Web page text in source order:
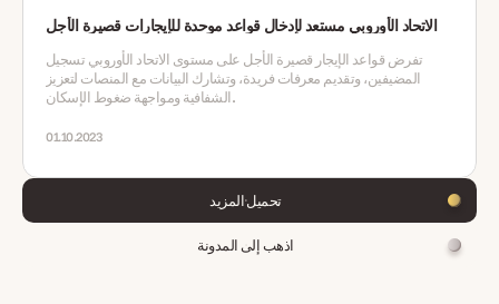
الاتحاد الأوروبي مستعد لإدخال قواعد موحدة للإيجارات قصيرة الأجل
تفرض قواعد الإيجار قصيرة الأجل على مستوى الاتحاد الأوروبي تسجيل
المضيفين، وتقديم معرفات فريدة، وتشارك البيانات مع المنصات لتعزيز
الشفافية ومواجهة ضغوط الإسكان.
01.10.2023
تحميل المزيد
اذهب إلى المدونة